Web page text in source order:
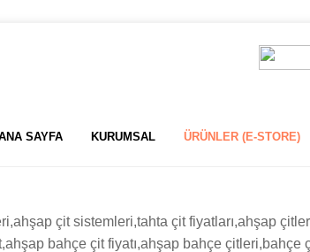
SAYFA KURUMSAL ÜRÜNLER (E-STORE)
çit sistemleri,tahta çit fiyatları,ahşap
bahçe çit fiyatı,ahşap bahçe çitleri,bahçe